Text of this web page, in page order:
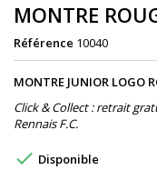
MONTRE
Référence 10040
MONTRE JUNIOR LOGO
Click & Collect : retrait
Rennais F.C.
 Disponible